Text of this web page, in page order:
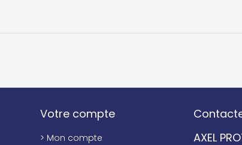
Votre compte
> Mon compte
AXEL